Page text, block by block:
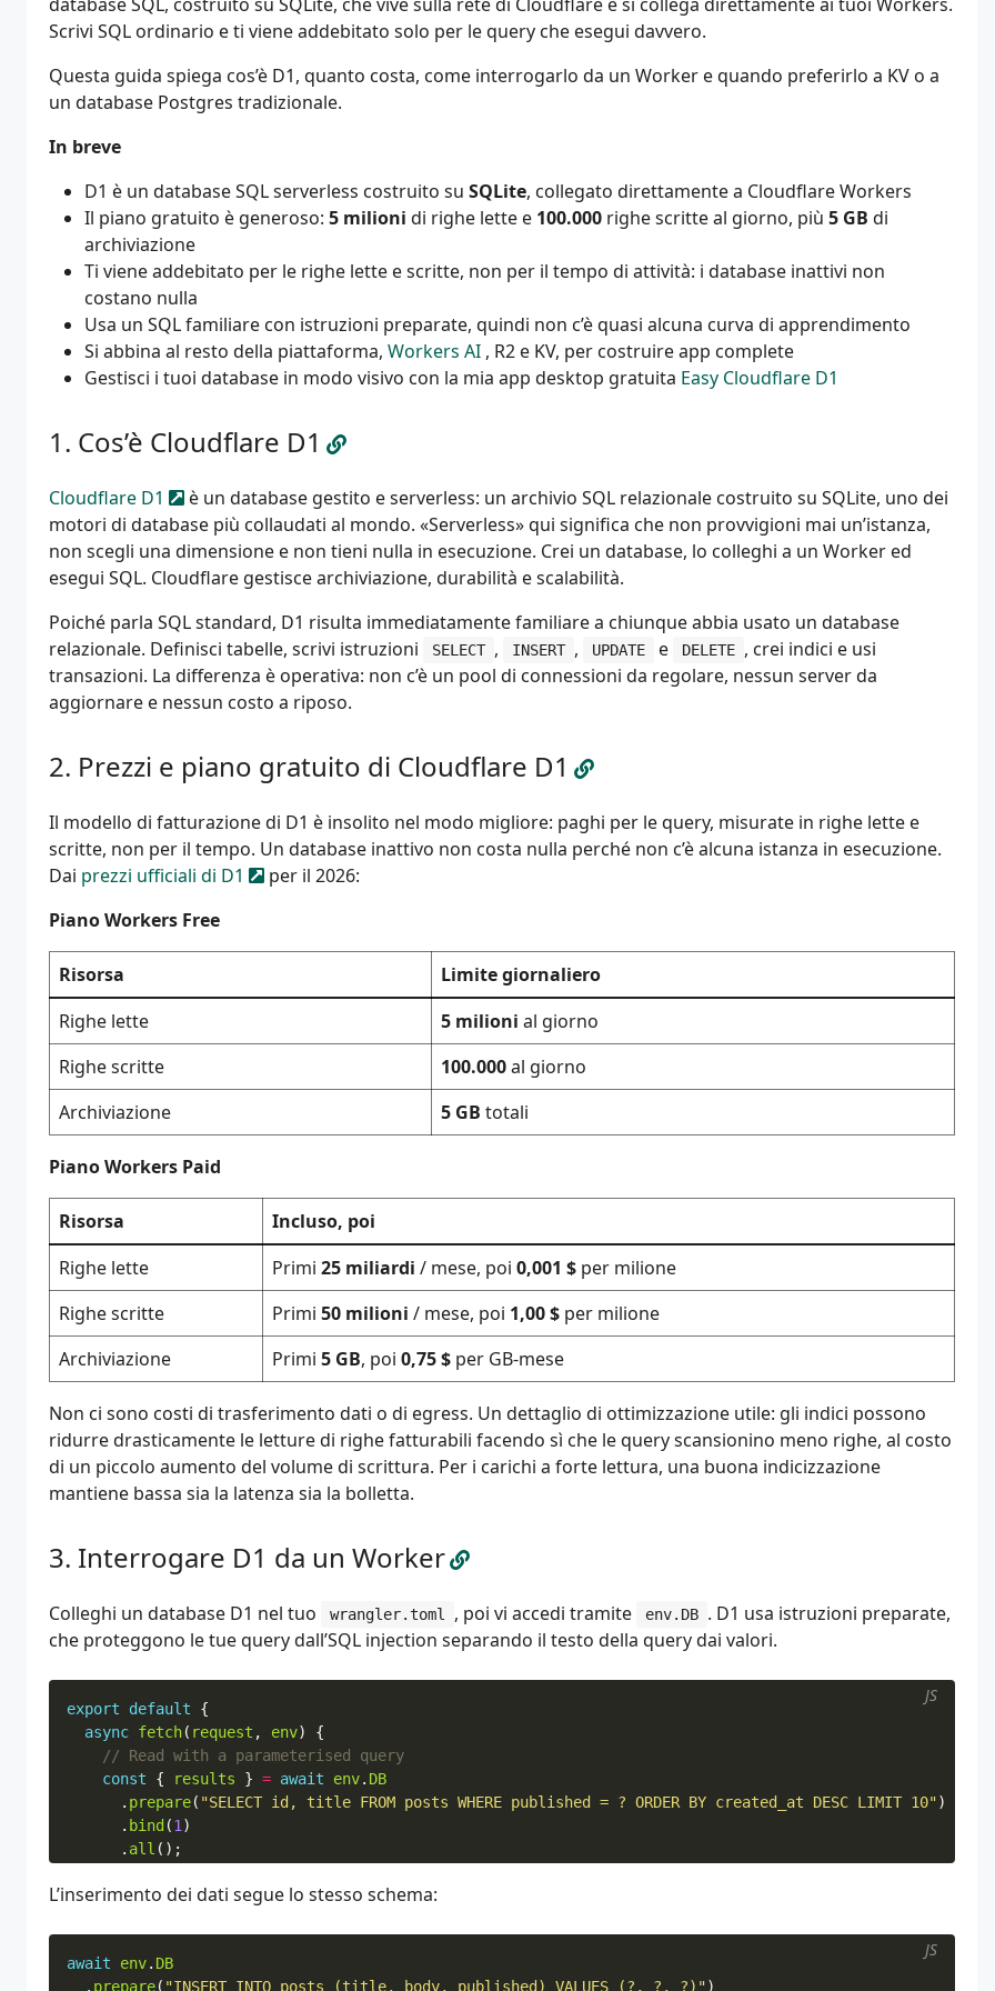
Scrivi SQL ordinario e ti viene addebitato solo per le query che esegui davvero.
Questa guida spiega cos’è D1, quanto costa, come interrogarlo da un Worker e quando preferirlo a KV o a
un database Postgres tradizionale.
In breve
D1 è un database SQL serverless costruito su SQLite, collegato direttamente a Cloudflare Workers
Il piano gratuito è generoso: 5 milioni di righe lette e 100.000 righe scritte al giorno, più 5 GB di
archiviazione
Ti viene addebitato per le righe lette e scritte, non per il tempo di attività: i database inattivi non
costano nulla
Usa un SQL familiare con istruzioni preparate, quindi non c’è quasi alcuna curva di apprendimento
Si abbina al resto della piattaforma, Workers AI , R2 e KV, per costruire app complete
Gestisci i tuoi database in modo visivo con la mia app desktop gratuita Easy Cloudflare D1
Cos’è Cloudflare D1
Cloudflare D1
è un database gestito e serverless: un archivio SQL relazionale costruito su SQLite, uno dei
motori di database più collaudati al mondo. «Serverless» qui significa che non provvigioni mai un’istanza,
non scegli una dimensione e non tieni nulla in esecuzione. Crei un database, lo colleghi a un Worker ed
esegui SQL. Cloudflare gestisce archiviazione, durabilità e scalabilità.
Poiché parla SQL standard, D1 risulta immediatamente familiare a chiunque abbia usato un database
relazionale. Definisci tabelle, scrivi istruzioni
SELECT , INSERT , UPDATE e DELETE , crei indici e usi
transazioni. La differenza è operativa: non c’è un pool di connessioni da regolare, nessun server da
aggiornare e nessun costo a riposo.
Prezzi e piano gratuito di Cloudflare D1
Il modello di fatturazione di D1 è insolito nel modo migliore: paghi per le query, misurate in righe lette e
scritte, non per il tempo. Un database inattivo non costa nulla perché non c’è alcuna istanza in esecuzione.
Dai prezzi ufficiali di D1
per il 2026:
Piano Workers Free
Risorsa
Limite giornaliero
Righe lette
5 milioni al giorno
Righe scritte
100.000al giorno
Archiviazione
5 GB totali
Piano Workers Paid
Risorsa
Incluso, poi
Righe lette
Primi 25 miliardi / mese, poi 0,001 $ per milione
Righe scritte
Primi 50 milioni / mese, poi 1,00 $ per milione
Archiviazione
Primi 5 GB, poi 0,75 $ per GB-mese
Non ci sono costi di trasferimento dati o di egress. Un dettaglio di ottimizzazione utile: gli indici possono
ridurre drasticamente le letture di righe fatturabili facendo sì che le query scansionino meno righe, al costo
di un piccolo aumento del volume di scrittura. Per i carichi a forte lettura, una buona indicizzazione
mantiene bassa sia la latenza sia la bolletta.
Interrogare D1 da un Worker
Colleghi un database D1 nel tuo wrangler.toml , poi vi accedi tramite env.DB . D1 usa istruzioni preparate,
che proteggono le tue query dall’SQL injection separando il testo della query dai valori.
export default
{
async fetch( request , env)
{
const
{ results } = await env. DB
. prepare( "SELECT id, title FROM posts WHERE published = ? ORDER BY created_at DESC LIMIT 10")
. bind (1 )
. all ();
return Response.json( results);
JS
L’inserimento dei dati segue lo stesso schema:
await env. DB
. prepare( "INSERT INTO posts (title, body, published) VALUES (?, ?, ?)")
JS